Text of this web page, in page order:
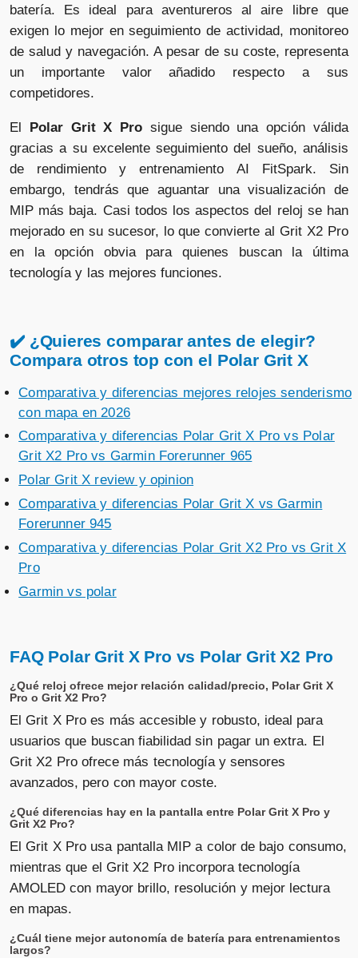
batería. Es ideal para aventureros al aire libre que
exigen lo mejor en seguimiento de actividad, monitoreo
de salud y navegación. A pesar de su coste, representa
un importante valor añadido respecto a sus
competidores.
El Polar Grit X Pro sigue siendo una opción válida
gracias a su excelente seguimiento del sueño, análisis
de rendimiento y entrenamiento AI FitSpark. Sin
embargo, tendrás que aguantar una visualización de
MIP más baja. Casi todos los aspectos del reloj se han
mejorado en su sucesor, lo que convierte al Grit X2 Pro
en la opción obvia para quienes buscan la última
tecnología y las mejores funciones.
✔️ ¿Quieres comparar antes de elegir?
Compara otros top con el Polar Grit X
Comparativa y diferencias mejores relojes senderismo
con mapa en 2026
Comparativa y diferencias Polar Grit X Pro vs Polar
Grit X2 Pro vs Garmin Forerunner 965
Polar Grit X review y opinion
Comparativa y diferencias Polar Grit X vs Garmin
Forerunner 945
Comparativa y diferencias Polar Grit X2 Pro vs Grit X
Pro
Garmin vs polar
FAQ Polar Grit X Pro vs Polar Grit X2 Pro
¿Qué reloj ofrece mejor relación calidad/precio, Polar Grit X
Pro o Grit X2 Pro?
El Grit X Pro es más accesible y robusto, ideal para
usuarios que buscan fiabilidad sin pagar un extra. El
Grit X2 Pro ofrece más tecnología y sensores
avanzados, pero con mayor coste.
¿Qué diferencias hay en la pantalla entre Polar Grit X Pro y
Grit X2 Pro?
El Grit X Pro usa pantalla MIP a color de bajo consumo,
mientras que el Grit X2 Pro incorpora tecnología
AMOLED con mayor brillo, resolución y mejor lectura
en mapas.
¿Cuál tiene mejor autonomía de batería para entrenamientos
largos?